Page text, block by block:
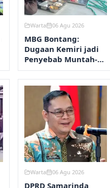
Warta 06 Agu 2026
MBG Bontang:
Dugaan Kemiri jadi
Penyebab Muntah-
Diare, Hasil Lab
Ditunggu
Warta 06 Agu 2026
DPRD Samarinda